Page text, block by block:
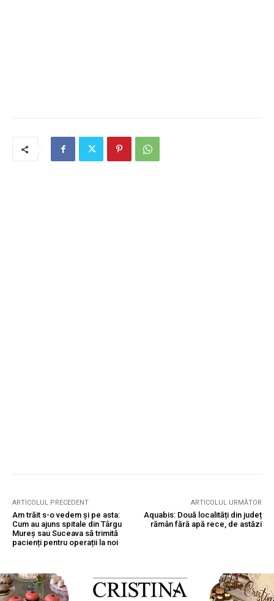
ARTICOLUL PRECEDENT
Am trăit s-o vedem și pe asta:
Cum au ajuns spitale din Târgu
Mureș sau Suceava să trimită
pacienți pentru operații la noi
ARTICOLUL URMĂTOR
Aquabis: Două localități din județ
rămân fără apă rece, de astăzi